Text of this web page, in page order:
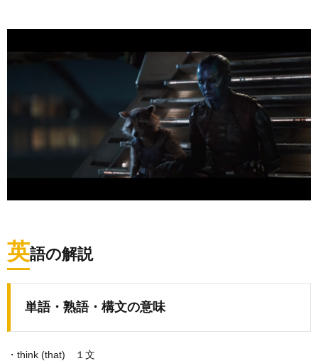
英語の解説
単語・熟語・構文の意味
・think (that) １文